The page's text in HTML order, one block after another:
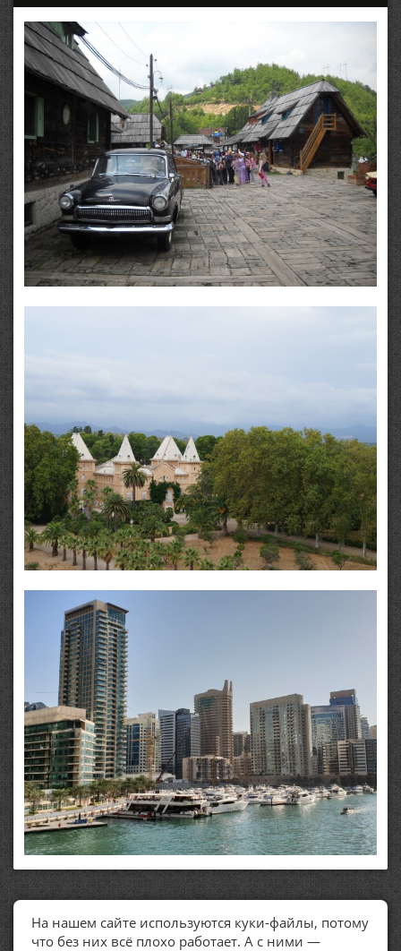
ПОЛЕЗНЫЕ ССЫЛКИ
На нашем сайте используются куки-файлы, потому
что без них всё плохо работает. А с ними —